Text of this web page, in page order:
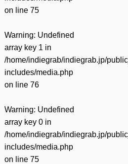
on line 75
Warning: Undefined
array key 1 in
/home/indiegrab/indiegrab.jp/
includes/media.php
on line 76
Warning: Undefined
array key 0 in
/home/indiegrab/indiegrab.jp/
includes/media.php
on line 75